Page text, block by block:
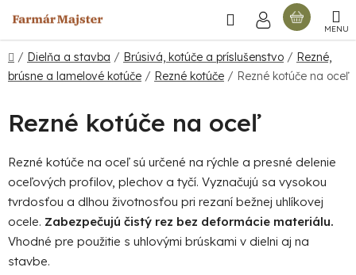
na
obsah
Hľadať
Domov
/ Dielňa a stavba / Brúsivá, kotúče a príslušenstvo / Rezné,
brúsne a lamelové kotúče / Rezné kotúče / Rezné kotúče na oceľ
Rezné kotúče na oceľ
Rezné kotúče na oceľ sú určené na rýchle a presné delenie
oceľových profilov, plechov a tyčí. Vyznačujú sa vysokou
tvrdosťou a dlhou životnosťou pri rezaní bežnej uhlíkovej
ocele. Zabezpečujú čistý rez bez deformácie materiálu.
Vhodné pre použitie s uhlovými brúskami v dielni aj na
stavbe.